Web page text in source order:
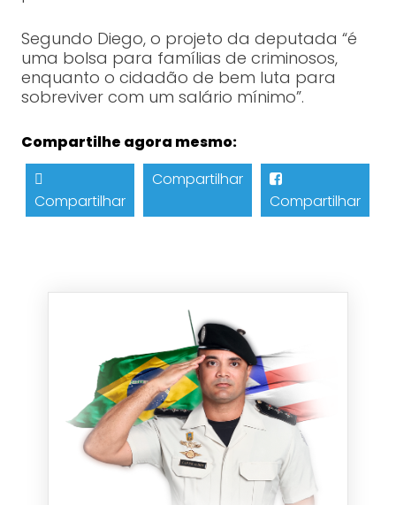
Segundo Diego, o projeto da deputada “é
uma bolsa para famílias de criminosos,
enquanto o cidadão de bem luta para
sobreviver com um salário mínimo”.
Compartilhe agora mesmo:
Compartilhar
Compartilhar
Compartilhar